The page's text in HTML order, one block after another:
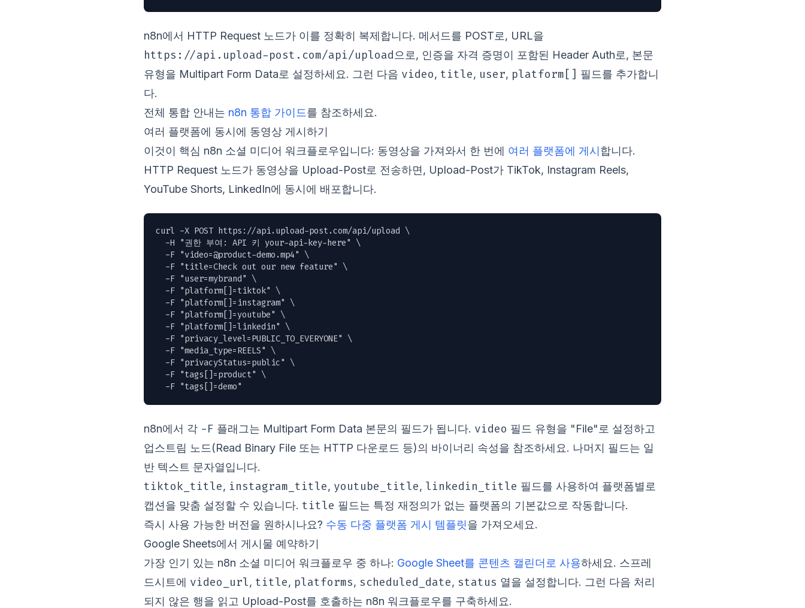
n8n에서 HTTP Request 노드가 이를 정확히 복제합니다. 메서드를 POST로, URL을
https://api.upload-post.com/api/upload 으로, 인증을 자격 증명이 포함된 Header Auth로, 본문
유형을 Multipart Form Data로 설정하세요. 그런 다음 video, title, user, platform[] 필드를 추가합니
다.
전체 통합 안내는 n8n 통합 가이드를 참조하세요.
여러 플랫폼에 동시에 동영상 게시하기
이것이 핵심 n8n 소셜 미디어 워크플로우입니다: 동영상을 가져와서 한 번에 여러 플랫폼에 게시합니다.
HTTP Request 노드가 동영상을 Upload-Post로 전송하면, Upload-Post가 TikTok, Instagram Reels,
YouTube Shorts, LinkedIn에 동시에 배포합니다.
curl -X POST https://api.upload-post.com/api/upload \
  -H "권한 부여: API 키 your-api-key-here" \
  -F "
video=@product-demo.mp4" \
  -F "title=Check out our new feature" \
  -F "user=mybrand" \
  -F "platform[]=tiktok" \
  -F "platform[]=instagram" \
  -F "platform[]=youtube" \
  -F "platform[]=linkedin" \
  -F "privacy_level=PUBLIC_TO_EVERYONE" \
  -F "media_type=REELS" \
  -F "privacyStatus=public" \
  -F "tags[]=product" \
  -F "tags[]=demo"
n8n에서 각 -F 플래그는 Multipart Form Data 본문의 필드가 됩니다. video 필드 유형을 "File"로 설정하고
업스트림 노드(Read Binary File 또는 HTTP 다운로드 등)의 바이너리 속성을 참조하세요. 나머지 필드는 일
반 텍스트 문자열입니다.
tiktok_title, instagram_title, youtube_title, linkedin_title 필드를 사용하여 플랫폼별로
캡션을 맞춤 설정할 수 있습니다. title 필드는 특정 재정의가 없는 플랫폼의 기본값으로 작동합니다.
즉시 사용 가능한 버전을 원하시나요? 수동 다중 플랫폼 게시 템플릿을 가져오세요.
Google Sheets에서 게시물 예약하기
가장 인기 있는 n8n 소셜 미디어 워크플로우 중 하나: Google Sheet를 콘텐츠 캘린더로 사용하세요. 스프레
드시트에 video_url, title, platforms, scheduled_date, status 열을 설정합니다. 그런 다음 처리
되지 않은 행을 읽고 Upload-Post를 호출하는 n8n 워크플로우를 구축하세요.